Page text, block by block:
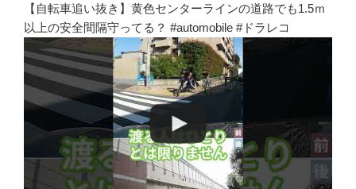
【自転車追い抜き】黄色センターラインの道路でも1.5ｍ
以上の安全間隔守ってる？ #automobile #ドラレコ